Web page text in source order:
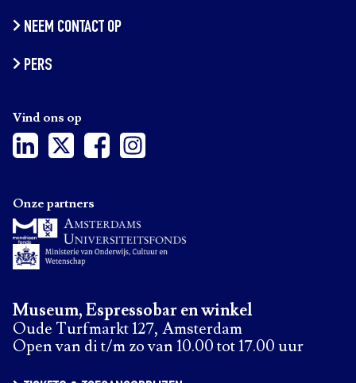
NEEM CONTACT OP
PERS
Vind ons op
Museum, Espressobar en winkel
Oude Turfmarkt 127, Amsterdam
Open van di t/m zo van 10.00 tot 17.00 uur
Onze partners